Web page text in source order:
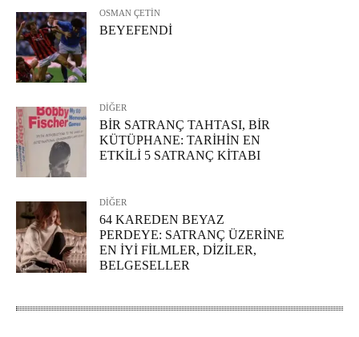
OSMAN ÇETİN
BEYEFENDİ
DİĞER
BİR SATRANÇ TAHTASI, BİR
KÜTÜPHANE: TARİHİN EN
ETKİLİ 5 SATRANÇ KİTABI
DİĞER
64 KAREDEN BEYAZ
PERDEYE: SATRANÇ ÜZERİNE
EN İYİ FİLMLER, DİZİLER,
BELGESELLER